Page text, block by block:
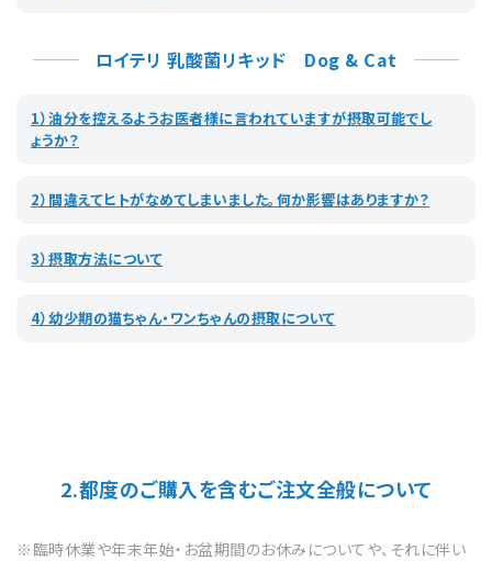
ロイテリ 乳酸菌リキッド Dog & Cat
1）油分を控えるようお医者様に言われていますが摂取可能でし
ょうか？
2）間違えてヒトがなめてしまいました。何か影響はありますか？
3）摂取方法について
4）幼少期の猫ちゃん・ワンちゃんの摂取について
2.都度のご購入を含むご注文全般について
※臨時休業や年末年始・お盆期間のお休みについてや、それに伴い